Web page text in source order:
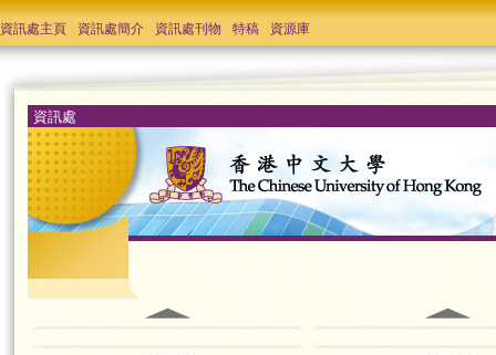
資訊處主頁 資訊處簡介 資訊處刊物 特稿 資源庫
資訊處